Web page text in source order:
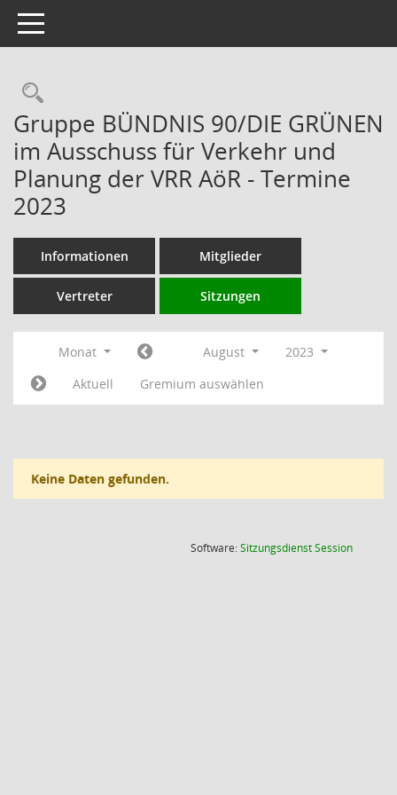
Toggle navigation
Rechercheauswahl
Gruppe BÜNDNIS 90/DIE GRÜNEN
im Ausschuss für Verkehr und
Planung der VRR AöR - Termine
2023
Informationen Mitglieder
Vertreter Sitzungen
Monat August
2023
Aktuell
Gremium auswählen
Keine Daten gefunden.
Software:SitzungsdienstSession(Wird in